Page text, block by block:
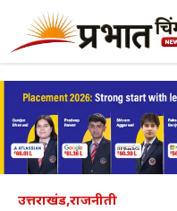
content
उत्तराखंड,राजनीती